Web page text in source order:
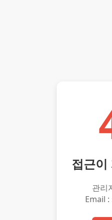
접근이
관리
Email